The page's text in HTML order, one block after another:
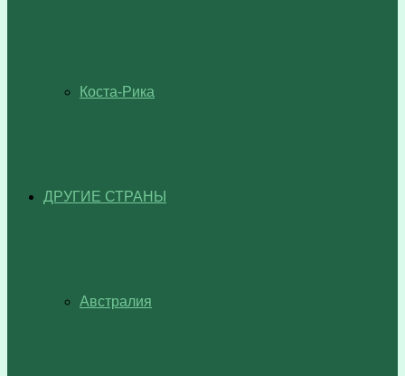
Коста-Рика
ДРУГИЕ СТРАНЫ
Австралия